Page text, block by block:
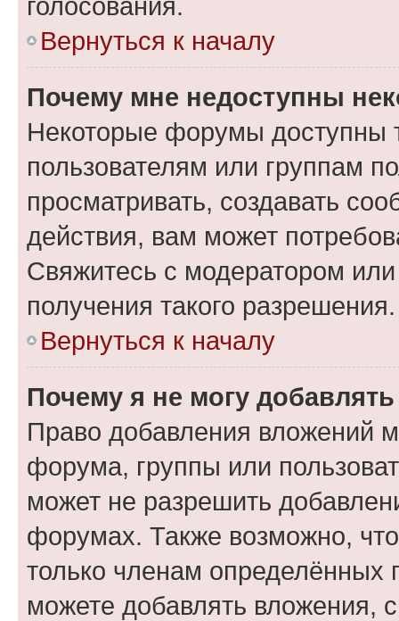
Вернуться к началу
Почему мне недоступны
Некоторые форумы доступны
пользователям или группам
просматривать, создавать
действия, вам может
Свяжитесь с модератором
получения такого разрешения.
Вернуться к началу
Почему я не могу
Право добавления вложений
форума, группы или
может не разрешить
форумах. Также возможно,
только членам определённых
можете добавлять вложения,